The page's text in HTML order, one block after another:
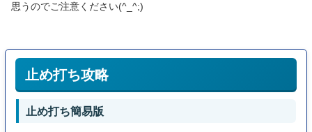
思うのでご注意ください(^_^;)
止め打ち攻略
止め打ち簡易版